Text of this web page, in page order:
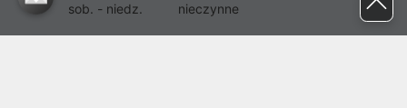
sob. - niedz.
nieczynne